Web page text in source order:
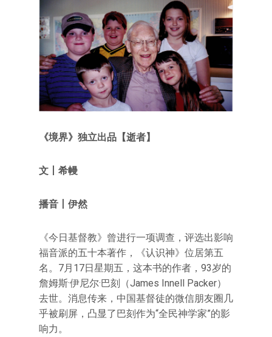
《境界》独立出品【逝者】
文 丨希幔
播音丨伊然
《今日基督教》曾进行一项调查，评选出影响
福音派的五十本著作，《认识神》位居第五
名。7月17日星期五，这本书的作者，93岁的
詹姆斯·伊尼尔·巴刻（James Innell Packer）
去世。消息传来，中国基督徒的微信朋友圈几
乎被刷屏，凸显了巴刻作为“全民神学家”的影
响力。